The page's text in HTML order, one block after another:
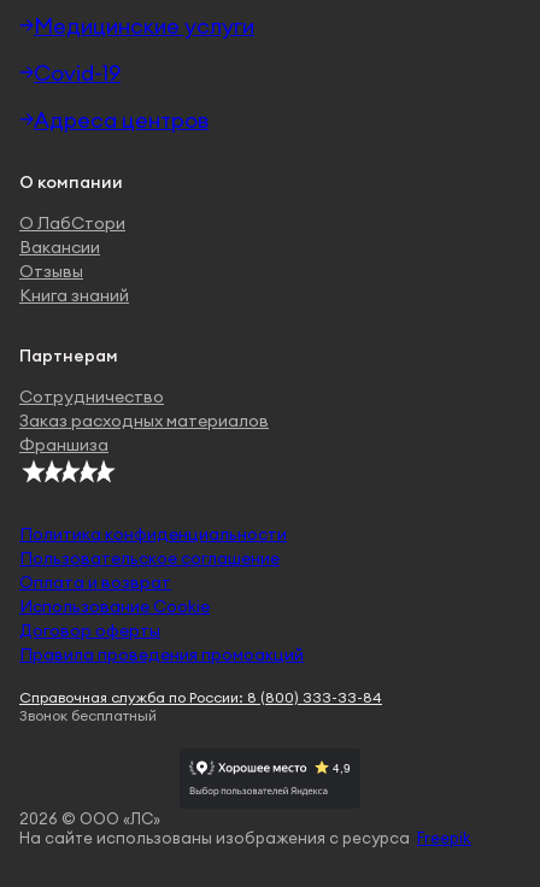
Медицинские услуги
Covid-19
Адреса центров
О компании
О ЛабСтори
Вакансии
Отзывы
Книга знаний
Партнерам
Сотрудничество
Заказ расходных материалов
Франшиза
Политика конфиденциальности
Пользовательское соглашение
Оплата и возврат
Использование Cookie
Договор оферты
Правила проведения промоакций
2026 © ООО «ЛС»
На сайте использованы изображения с ресурса Freepik
Справочная служба по России: 8 (800) 333-33-84
Звонок бесплатный